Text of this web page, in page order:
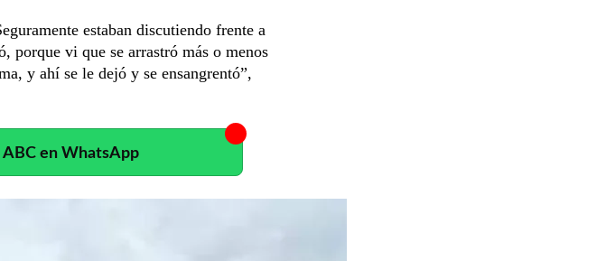
estaban discutiendo frente a
porque vi que se arrastró más o menos
y ahí se le dejó y se ensangrentó”,
ABC en WhatsApp